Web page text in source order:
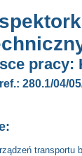
pracy:
280.1/04/
transportu